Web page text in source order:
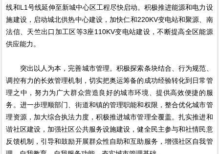
线和L1号线延伸至新城中心区工程尽快启动。积极推进能源和电力设
施建设，启动城北供热中心建设，加快仁和220KV变电站和聚源、南
法信、天竺出口加工区等3座110KV变电站建设，不断提高全区能源
供应能力。
突出以人为本，完善城市管理。积极探索条块结合、行为规范、
调控有力的长效管理机制，切实把奥运筹备的成功经验转化到日常管
理之中，努力为广大群众营造良好的城市环境、提供高效便捷的服
务。进一步理顺部门、街道和镇的管理职能和权限，整合优化城市管
理资源，加大综合执法力度，积极推进城市管理全覆盖。扎实推进和
谐社区建设，加强社区公共服务设施建设，健全民主参与和社情民意
反馈机制，引导和鼓励开展群众性自助和互助服务，增强社区自我管